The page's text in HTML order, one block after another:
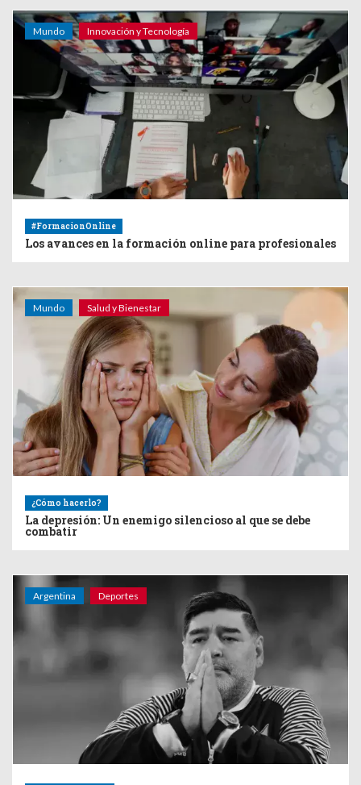
Mundo Innovación y Tecnología
#FormacionOnline
Los avances en la formación online para profesionales
Mundo Salud y Bienestar
¿Cómo hacerlo?
La depresión: Un enemigo silencioso al que se debe
combatir
Argentina Deportes